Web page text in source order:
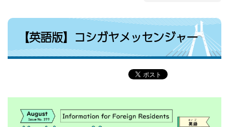
【英語版】コシガヤメッセンジャー